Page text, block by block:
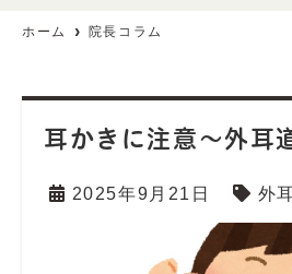
ホーム 院長コラム
耳かきに注意〜外耳
2025年9月21日 外